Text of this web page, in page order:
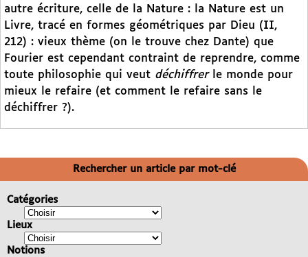
autre écriture, celle de la Nature : la Nature est un
Livre, tracé en formes géométriques par Dieu (II,
212) : vieux thème (on le trouve chez Dante) que
Fourier est cependant contraint de reprendre, comme
toute philosophie qui veut déchiffrerle monde pour
mieux le refaire (et comment le refaire sans le
déchiffrer ?).
Rechercher un article par mot-clé
Catégories
Lieux
Notions